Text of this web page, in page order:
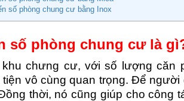
số phòng chung cư bằng Inox
số phòng chung cư là
chưng cư, với số lượng căn
vô cùng quan trọng. Để
thời, nó cũng giúp cho công